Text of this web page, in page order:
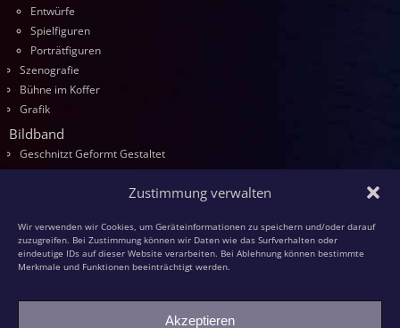
Zustimmung verwalten
Wir verwenden wir Cookies, um Geräteinformationen zu speichern und/oder darauf
zuzugreifen. Bei Zustimmung können wir Daten wie das Surfverhalten oder
eindeutige IDs auf dieser Website verarbeiten. Bei Ablehnung können bestimmte
Merkmale und Funktionen beeinträchtigt werden.
Akzeptieren
Entwürfe
Spielfiguren
Porträtfiguren
Szenografie
Bühne im Koffer
Grafik
Bildband
Geschnitzt Geformt Gestaltet
Schnitzen
Modellieren
Textilfiguren